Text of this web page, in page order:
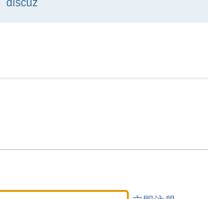
discuz